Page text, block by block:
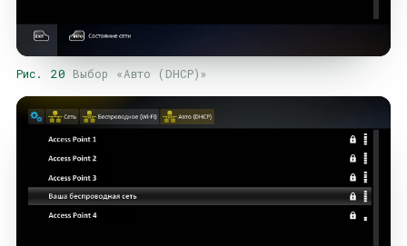
Рис. 20 Выбор «Авто (DHCP)»